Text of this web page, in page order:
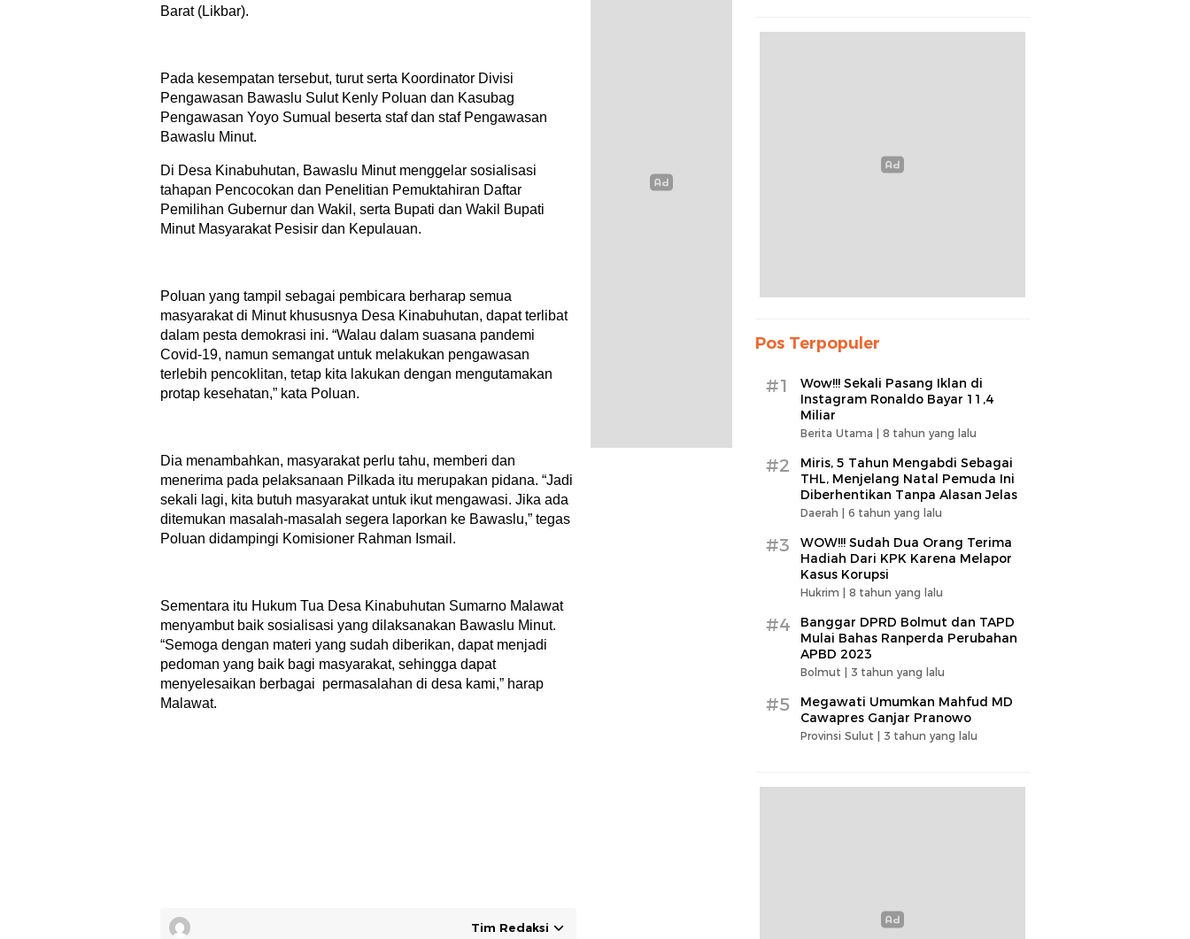
Barat (Likbar).
Pada kesempatan tersebut, turut serta Koordinator Divisi
Pengawasan Bawaslu Sulut Kenly Poluan dan Kasubag
Pengawasan Yoyo Sumual beserta staf dan staf Pengawasan
Bawaslu Minut.
Di Desa Kinabuhutan, Bawaslu Minut menggelar sosialisasi
tahapan Pencocokan dan Penelitian Pemuktahiran Daftar
Pemilihan Gubernur dan Wakil, serta Bupati dan Wakil Bupati
Minut Masyarakat Pesisir dan Kepulauan.
Poluan yang tampil sebagai pembicara berharap semua
masyarakat di Minut khususnya Desa Kinabuhutan, dapat terlibat
dalam pesta demokrasi ini. “Walau dalam suasana pandemi
Covid-19, namun semangat untuk melakukan pengawasan
terlebih pencoklitan, tetap kita lakukan dengan mengutamakan
protap kesehatan,” kata Poluan.
Dia menambahkan, masyarakat perlu tahu, memberi dan
menerima pada pelaksanaan Pilkada itu merupakan pidana. “Jadi
sekali lagi, kita butuh masyarakat untuk ikut mengawasi. Jika ada
ditemukan masalah-masalah segera laporkan ke Bawaslu,” tegas
Poluan didampingi Komisioner Rahman Ismail.
Sementara itu Hukum Tua Desa Kinabuhutan Sumarno Malawat
menyambut baik sosialisasi yang dilaksanakan Bawaslu Minut.
“Semoga dengan materi yang sudah diberikan, dapat menjadi
pedoman yang baik bagi masyarakat, sehingga dapat
menyelesaikan berbagai permasalahan di desa kami,” harap
Malawat.
Tim Redaksi
Pos Terpopuler
#1
Wow!!! Sekali Pasang Iklan di
Instagram Ronaldo Bayar 11,4
Miliar
Berita Utama | 8 tahun yang lalu
#2
Miris, 5 Tahun Mengabdi Sebagai
THL, Menjelang Natal Pemuda Ini
Diberhentikan Tanpa Alasan Jelas
Daerah | 6 tahun yang lalu
#3
WOW!!! Sudah Dua Orang Terima
Hadiah Dari KPK Karena Melapor
Kasus Korupsi
Hukrim | 8 tahun yang lalu
#4
Banggar DPRD Bolmut dan TAPD
Mulai Bahas Ranperda Perubahan
APBD 2023
Bolmut | 3 tahun yang lalu
#5
Megawati Umumkan Mahfud MD
Cawapres Ganjar Pranowo
Provinsi Sulut | 3 tahun yang lalu